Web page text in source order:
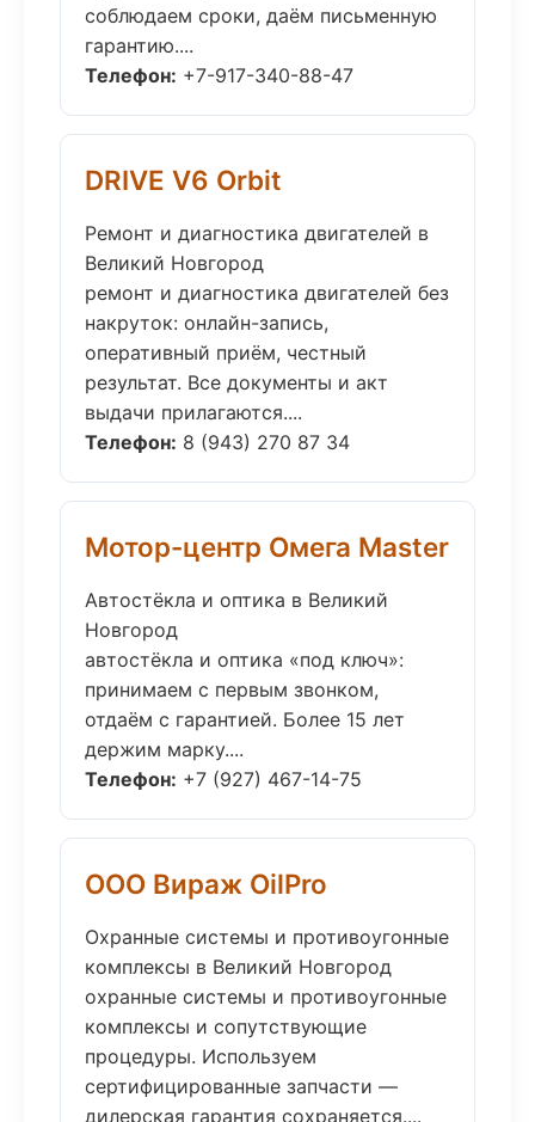
соблюдаем сроки, даём письменную
гарантию....
Телефон: +7-917-340-88-47
DRIVE V6 Orbit
Ремонт и диагностика двигателей в
Великий Новгород
ремонт и диагностика двигателей без
накруток: онлайн-запись,
оперативный приём, честный
результат. Все документы и акт
выдачи прилагаются....
Телефон: 8 (943) 270 87 34
Мотор-центр Омега Master
Автостёкла и оптика в Великий
Новгород
автостёкла и оптика «под ключ»:
принимаем с первым звонком,
отдаём с гарантией. Более 15 лет
держим марку....
Телефон: +7 (927) 467-14-75
ООО Вираж OilPro
Охранные системы и противоугонные
комплексы в Великий Новгород
охранные системы и противоугонные
комплексы и сопутствующие
процедуры. Используем
сертифицированные запчасти —
дилерская гарантия сохраняется....